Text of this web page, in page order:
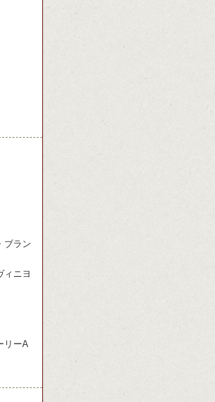
ブラン
ィニヨ
リーA